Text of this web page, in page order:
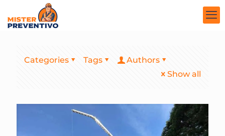
Categories Tags
Authors
Show all